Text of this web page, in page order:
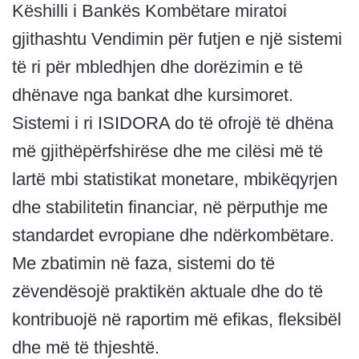
Këshilli i Bankës Kombëtare miratoi
gjithashtu Vendimin për futjen e një sistemi
të ri për mbledhjen dhe dorëzimin e të
dhënave nga bankat dhe kursimoret.
Sistemi i ri ISIDORA do të ofrojë të dhëna
më gjithëpërfshirëse dhe me cilësi më të
lartë mbi statistikat monetare, mbikëqyrjen
dhe stabilitetin financiar, në përputhje me
standardet evropiane dhe ndërkombëtare.
Me zbatimin në faza, sistemi do të
zëvendësojë praktikën aktuale dhe do të
kontribuojë në raportim më efikas, fleksibël
dhe më të thjeshtë.